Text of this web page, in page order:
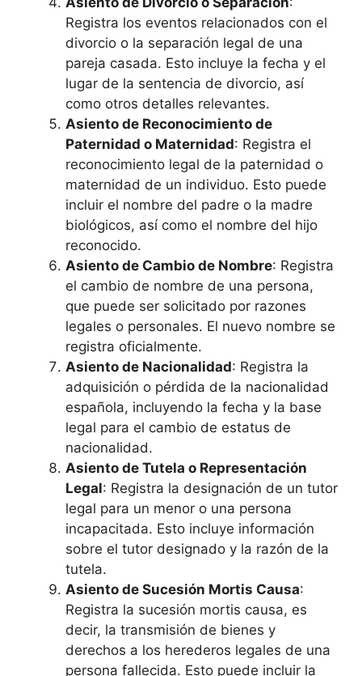
Registra los eventos relacionados con el
divorcio o la separación legal de una
pareja casada. Esto incluye la fecha y el
lugar de la sentencia de divorcio, así
como otros detalles relevantes.
Asiento de Reconocimiento de
Paternidad o Maternidad: Registra el
reconocimiento legal de la paternidad o
maternidad de un individuo. Esto puede
incluir el nombre del padre o la madre
biológicos, así como el nombre del hijo
reconocido.
Asiento de Cambio de Nombre: Registra
el cambio de nombre de una persona,
que puede ser solicitado por razones
legales o personales. El nuevo nombre se
registra oficialmente.
Asiento de Nacionalidad: Registra la
adquisición o pérdida de la nacionalidad
española, incluyendo la fecha y la base
legal para el cambio de estatus de
nacionalidad.
Asiento de Tutela o Representación
Legal: Registra la designación de un tutor
legal para un menor o una persona
incapacitada. Esto incluye información
sobre el tutor designado y la razón de la
tutela.
Asiento de Sucesión Mortis Causa:
Registra la sucesión mortis causa, es
decir, la transmisión de bienes y
derechos a los herederos legales de una
persona fallecida. Esto puede incluir la